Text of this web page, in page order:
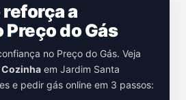
reforça a
do Gás
no Preço do Gás. Veja
Cozinha em Jardim Santa
e pedir gás online em 3 passos: